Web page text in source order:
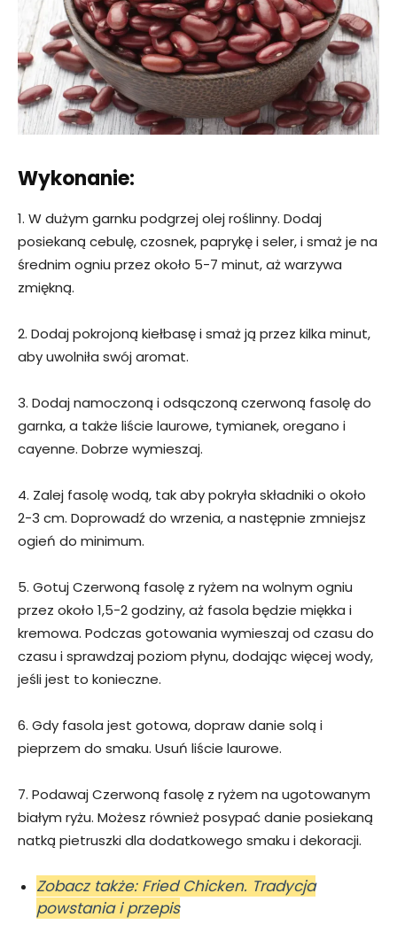
Wykonanie:
1. W dużym garnku podgrzej olej roślinny. Dodaj
posiekaną cebulę, czosnek, paprykę i seler, i smaż je na
średnim ogniu przez około 5-7 minut, aż warzywa
zmiękną.
2. Dodaj pokrojoną kiełbasę i smaż ją przez kilka minut,
aby uwolniła swój aromat.
3. Dodaj namoczoną i odsączoną czerwoną fasolę do
garnka, a także liście laurowe, tymianek, oregano i
cayenne. Dobrze wymieszaj.
4. Zalej fasolę wodą, tak aby pokryła składniki o około
2-3 cm. Doprowadź do wrzenia, a następnie zmniejsz
ogień do minimum.
5. Gotuj Czerwoną fasolę z ryżem na wolnym ogniu
przez około 1,5-2 godziny, aż fasola będzie miękka i
kremowa. Podczas gotowania wymieszaj od czasu do
czasu i sprawdzaj poziom płynu, dodając więcej wody,
jeśli jest to konieczne.
6. Gdy fasola jest gotowa, dopraw danie solą i
pieprzem do smaku. Usuń liście laurowe.
7. Podawaj Czerwoną fasolę z ryżem na ugotowanym
białym ryżu. Możesz również posypać danie posiekaną
natką pietruszki dla dodatkowego smaku i dekoracji.
Zobacz także: Fried Chicken. Tradycja
powstania i przepis